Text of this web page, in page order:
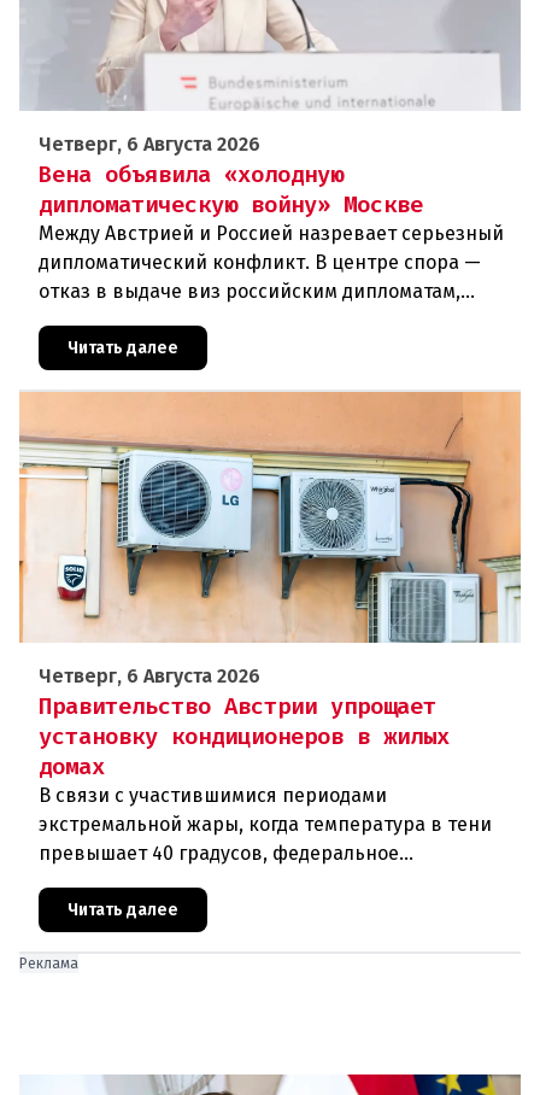
Четверг, 6 Августа 2026
Вена объявила «холодную
дипломатическую войну» Москве
Между Австрией и Россией назревает серьезный
дипломатический конфликт. В центре спора —
отказ в выдаче виз российским дипломатам,
международных организаций, которые
Читать далее
Четверг, 6 Августа 2026
Правительство Австрии упрощает
установку кондиционеров в жилых
домах
В связи с участившимися периодами
экстремальной жары, когда температура в тени
превышает 40 градусов, федеральное
проблемы перегрева жилых помещений. В среду н
Читать далее
Реклама